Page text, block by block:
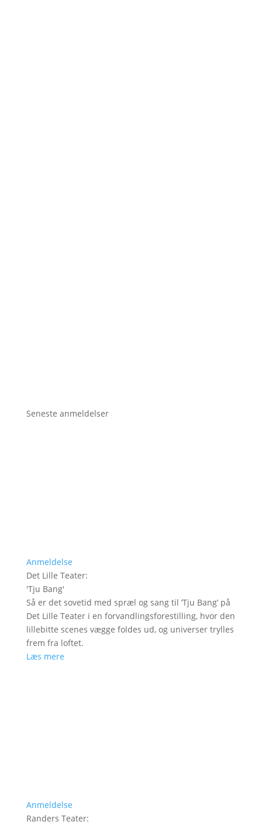
Seneste anmeldelser
Anmeldelse
Det Lille Teater:
'Tju Bang'
Så er det sovetid med spræl og sang til ’Tju Bang’ på
Det Lille Teater i en forvandlingsforestilling, hvor den
lillebitte scenes vægge foldes ud, og universer trylles
frem fra loftet.
Læs mere
Anmeldelse
Randers Teater: